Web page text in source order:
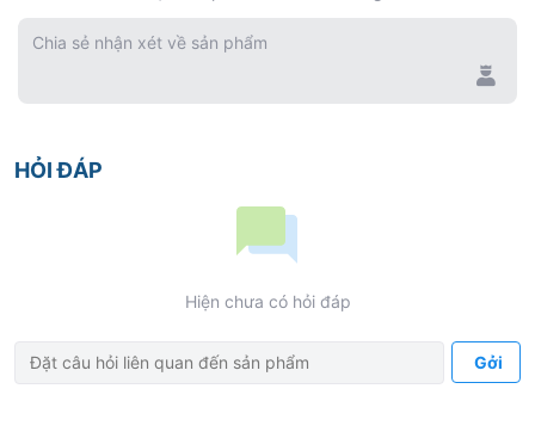
Chia sẻ nhận xét về sản phẩm
HỎI ĐÁP
Hiện chưa có hỏi đáp
Gởi